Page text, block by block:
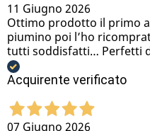
11 Giugno 2026
Ottimo prodotto il primo
piumino poi l’ho
tutti soddisfatti… Perfetti
Acquirente verificato
07 Giugno 2026